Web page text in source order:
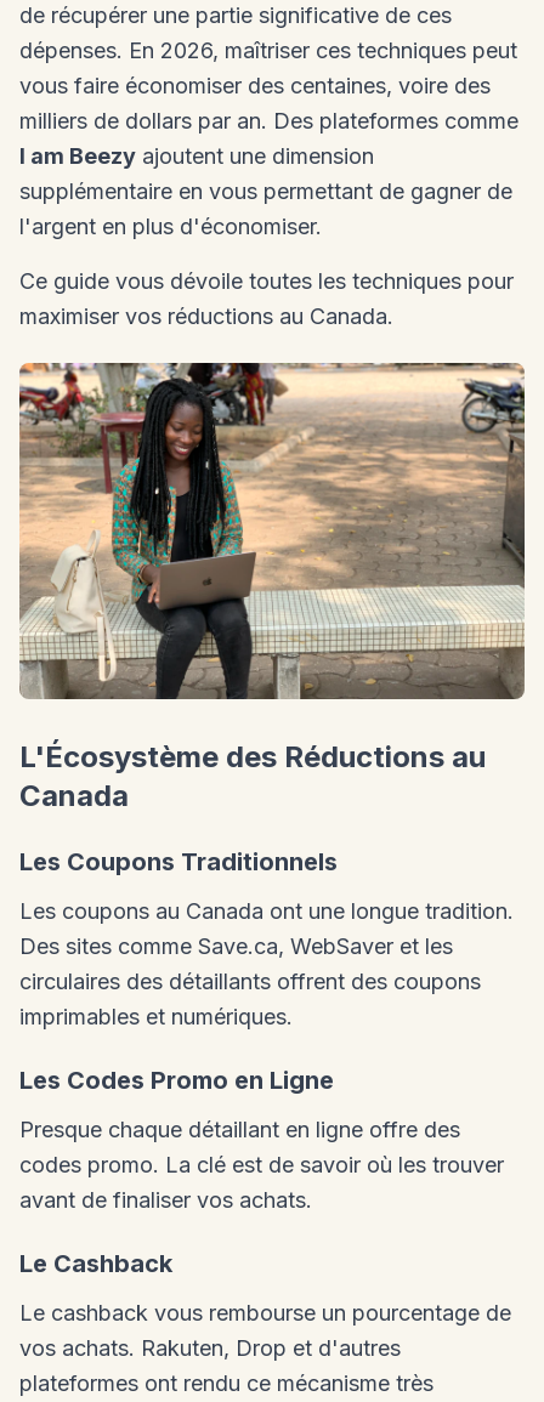
de récupérer une partie significative de ces
dépenses. En 2026, maîtriser ces techniques peut
vous faire économiser des centaines, voire des
milliers de dollars par an. Des plateformes comme
I am Beezy ajoutent une dimension
supplémentaire en vous permettant de gagner de
l'argent en plus d'économiser.
Ce guide vous dévoile toutes les techniques pour
maximiser vos réductions au Canada.
L'Écosystème des Réductions au
Canada
Les Coupons Traditionnels
Les coupons au Canada ont une longue tradition.
Des sites comme Save.ca, WebSaver et les
circulaires des détaillants offrent des coupons
imprimables et numériques.
Les Codes Promo en Ligne
Presque chaque détaillant en ligne offre des
codes promo. La clé est de savoir où les trouver
avant de finaliser vos achats.
Le Cashback
Le cashback vous rembourse un pourcentage de
vos achats. Rakuten, Drop et d'autres
plateformes ont rendu ce mécanisme très